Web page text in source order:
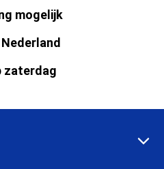
mogelijk
zaterdag